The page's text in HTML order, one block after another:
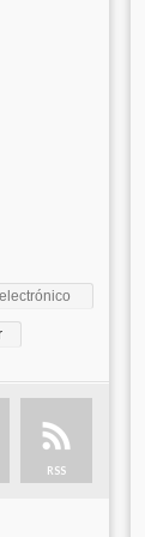
RSS